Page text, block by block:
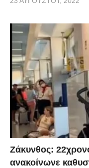
Ζάκυνθος:
ανακοίνωνε